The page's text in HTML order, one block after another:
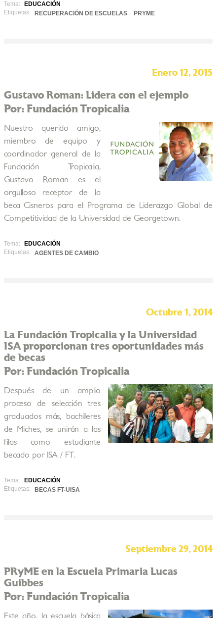
Tema:
EDUCACIÓN
Etiquetas:
RECUPERACIÓN DE ESCUELAS PRYME
Enero 12, 2015
Gustavo Roman: Lidera con el ejemplo
Por: Fundación Tropicalia
Nuestro querido amigo,
miembro de equipo y
coordinador general de la
Fundación Tropicalia,
Gustavo Roman es el
orgulloso receptor de la
beca Cisneros para el Programa de Liderazgo Global de
Competitividad de la Universidad de Georgetown.
Tema:
EDUCACIÓN
Etiquetas:
AGENTES DE CAMBIO
Octubre 1, 2014
La Fundación Tropicalia y la Universidad
ISA proporcionan tres oportunidades más
de becas
Por: Fundación Tropicalia
Después de un amplio
proceso de selección tres
graduados más, bachilleres
de Miches, se unirán a las
filas como estudiante
becado por ISA / FT.
Tema:
EDUCACIÓN
Etiquetas:
BECAS FT-UISA
Septiembre 29, 2014
PRyME en la Escuela Primaria Lucas
Guibbes
Por: Fundación Tropicalia
Este año, la escuela básica